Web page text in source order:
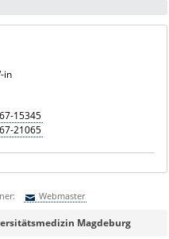
in
15345
21065
Webmaster
an:Webmaster Magdeburg